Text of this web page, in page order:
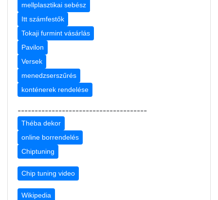
mellplasztikai sebész
Itt számfestők
Tokaji furmint vásárlás
Pavilon
Versek
menedzserszűrés
konténerek rendelése
--------------------------------------
Théba dekor
online borrendelés
Chiptuning
Chip tuning video
Wikipedia